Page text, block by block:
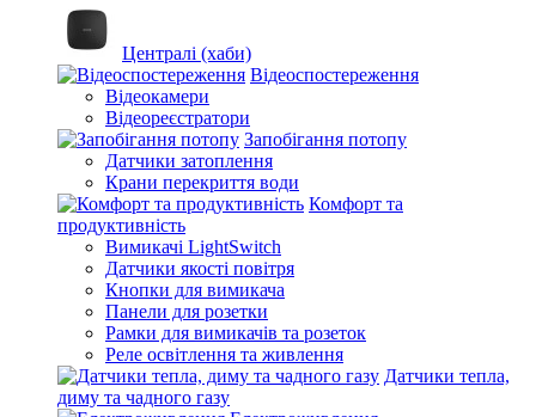
Централі (хаби)
Відеоспостереження
Відеокамери
Відеореєстратори
Запобігання потопу
Датчики затоплення
Крани перекриття води
Комфорт та
продуктивність
Вимикачі LightSwitch
Датчики якості повітря
Кнопки для вимикача
Панели для розетки
Рамки для вимикачів та розеток
Реле освітлення та живлення
Датчики тепла,
диму та чадного газу